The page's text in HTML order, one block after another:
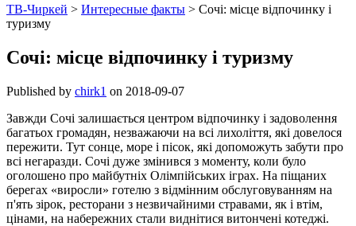
ТВ-Чиркей > Интересные факты > Сочі: місце відпочинку і
туризму
Сочі: місце відпочинку і туризму
Published by chirk1 on 2018-09-07
Завжди Сочі залишається центром відпочинку і задоволення
багатьох громадян, незважаючи на всі лихоліття, які довелося
пережити. Тут сонце, море і пісок, які допоможуть забути про
всі негаразди. Сочі дуже змінився з моменту, коли було
оголошено про майбутніх Олімпійських іграх. На піщаних
берегах «виросли» готелю з відмінним обслуговуванням на
п'ять зірок, ресторани з незвичайними стравами, як і втім,
цінами, на набережних стали виднітися витончені котеджі.